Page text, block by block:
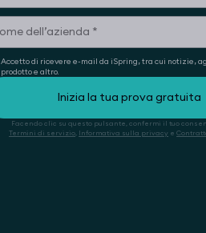
Accetto di ricevere e-mail da iSpring, tra cui notizie,
prodotto e altro.
Facendo clic su questo pulsante, confermi il tuo
Termini di servizio, Informativa sulla privacy e